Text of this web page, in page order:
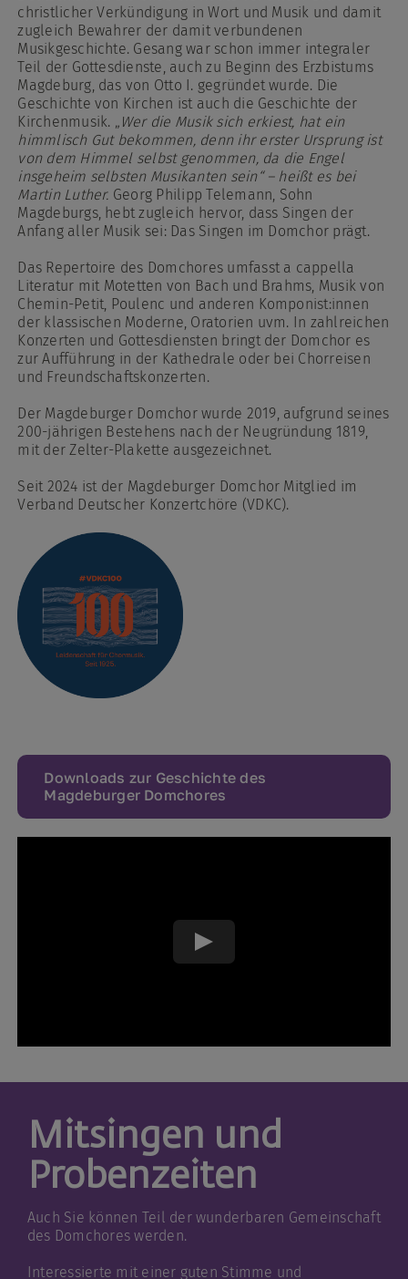
christlicher Verkündigung in Wort und Musik und damit
zugleich Bewahrer der damit verbundenen
Musikgeschichte. Gesang war schon immer integraler
Teil der Gottesdienste, auch zu Beginn des Erzbistums
Magdeburg, das von Otto I. gegründet wurde. Die
Geschichte von Kirchen ist auch die Geschichte der
Kirchenmusik. „ Wer die Musik sich erkiest, hat ein
himmlisch Gut bekommen, denn ihr erster Ursprung ist
von dem Himmel selbst genommen, da die Engel
insgeheim selbsten Musikanten sein“ – heißt es bei
Martin Luther. Georg Philipp Telemann, Sohn
Magdeburgs, hebt zugleich hervor, dass Singen der
Anfang aller Musik sei: Das Singen im Domchor prägt.
Das Repertoire des Domchores umfasst a cappella
Literatur mit Motetten von Bach und Brahms, Musik von
Chemin-Petit, Poulenc und anderen Komponist:innen
der klassischen Moderne, Oratorien uvm. In zahlreichen
Konzerten und Gottesdiensten bringt der Domchor es
zur Aufführung in der Kathedrale oder bei Chorreisen
und Freundschaftskonzerten.
Der Magdeburger Domchor wurde 2019, aufgrund seines
200-jährigen Bestehens nach der Neugründung 1819,
mit der Zelter-Plakette ausgezeichnet.
Seit 2024 ist der Magdeburger Domchor Mitglied im
Verband Deutscher Konzertchöre (VDKC).
Downloads zur Geschichte des
Magdeburger Domchores
Play
Mitsingen und
Probenzeiten
Auch Sie können Teil der wunderbaren Gemeinschaft
des Domchores werden.
Interessierte mit einer guten Stimme und